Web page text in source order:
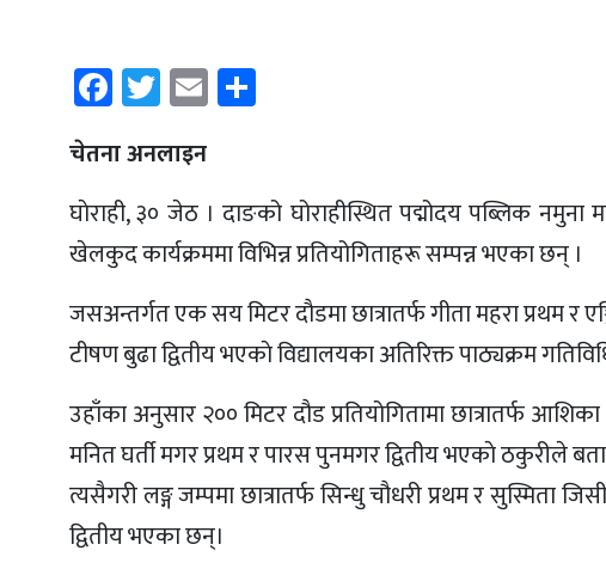
Facebook
Twitter
Email
चेतना अनलाइन
घाेराही, ३० जेठ । दाङको घोराहीस्थित पद्मोदय पब्लिक
खेलकुद कार्यक्रममा विभिन्न प्रतियोगिताहरू सम्पन्न भएका छन् ।
जसअन्तर्गत एक सय मिटर दाैडमा छात्रातर्फ गीता महरा प्रथम र
टीषण बुढा द्वितीय भएकाे विद्यालयका अतिरिक्त पाठ्यक्रम
उहाँका अनुसार २०० मिटर दौड प्रतियोगितामा छात्रातर्फ
मनित घर्ती मगर प्रथम र पारस पुनमगर द्वितीय भएकाे ठकुरीले
त्यसैगरी लङ्ग जम्पमा छात्रातर्फ सिन्धु चौधरी प्रथम र सुस्मिता
द्वितीय भएका छन्।